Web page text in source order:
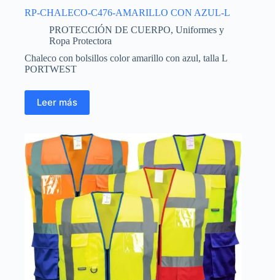
RP-CHALECO-C476-AMARILLO CON AZUL-L
PROTECCIÓN DE CUERPO, Uniformes y
Ropa Protectora
Chaleco con bolsillos color amarillo con azul, talla L
PORTWEST
Leer más